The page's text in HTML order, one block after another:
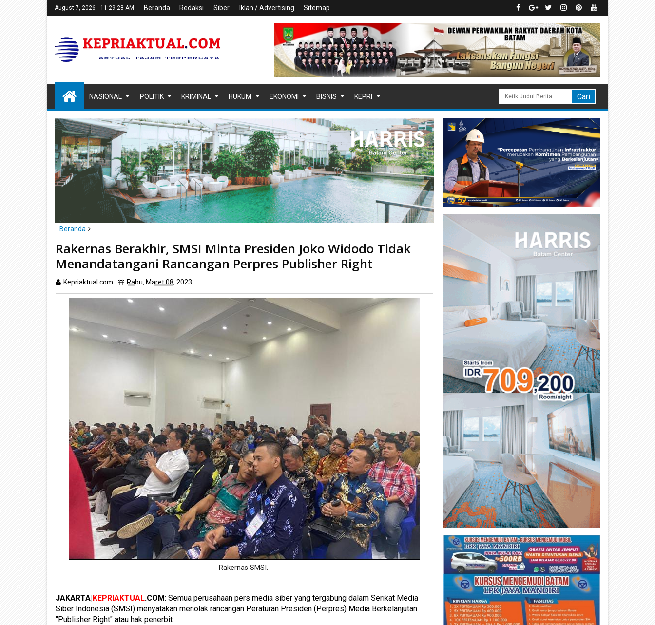
August 7, 2026 11:29:29 AM Beranda Redaksi Siber Iklan / Advertising Sitemap
NASIONAL POLITIK KRIMINAL HUKUM EKONOMI BISNIS KEPRI
Beranda
Rakernas Berakhir, SMSI Minta Presiden Joko Widodo Tidak Menandatangani Rancangan Perpres Publisher Right
Rakernas Berakhir, SMSI Minta Presiden Joko Widodo Tidak
Menandatangani Rancangan Perpres Publisher Right
Kepriaktual.com Rabu, Maret 08, 2023
Rakernas SMSI.
JAKARTA|KEPRIAKTUAL.COM: Semua perusahaan pers media siber yang tergabung dalam Serikat Media
Siber Indonesia (SMSI) menyatakan menolak rancangan Peraturan Presiden (Perpres) Media Berkelanjutan
"Publisher Right" atau hak penerbit.